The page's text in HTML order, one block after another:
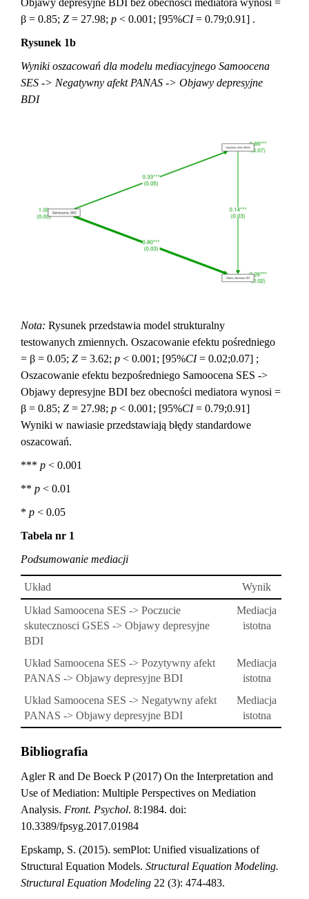
β = 0.85; Z = 27.98; p < 0.001; [95%CI= 0.79;0.91] .
Rysunek 1b
Wyniki oszacowań dla modelu mediacyjnego Samoocena
SES -> Negatywny afekt PANAS -> Objawy depresyjne
BDI
Nota: Rysunek przedstawia model strukturalny
testowanych zmiennych. Oszacowanie efektu pośredniego
= β = 0.05; Z = 3.62; p < 0.001; [95%CI= 0.02;0.07] ;
Oszacowanie efektu bezpośredniego Samoocena SES ->
Objawy depresyjne BDI bez obecności mediatora wynosi =
β = 0.85; Z = 27.98; p < 0.001; [95%CI= 0.79;0.91]
Wyniki w nawiasie przedstawiają błędy standardowe
oszacowań.
*** p < 0.001
** p < 0.01
* p < 0.05
Tabela nr 1
Podsumowanie mediacji
Układ
Wynik
Układ Samoocena SES -> Poczucie
skutecznosci GSES -> Objawy depresyjne
BDI
Mediacja
istotna
Układ Samoocena SES -> Pozytywny afekt
PANAS -> Objawy depresyjne BDI
Mediacja
istotna
Układ Samoocena SES -> Negatywny afekt
PANAS -> Objawy depresyjne BDI
Mediacja
istotna
Bibliografia
Agler R and De Boeck P (2017) On the Interpretation and
Use of Mediation: Multiple Perspectives on Mediation
Analysis. Front. Psychol. 8:1984. doi:
10.3389/fpsyg.2017.01984
Epskamp, S. (2015). semPlot: Unified visualizations of
Structural Equation Models. Structural Equation Modeling.
Structural Equation Modeling 22 (3): 474-483.